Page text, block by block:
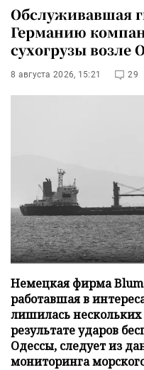
Обслуживавшая
Германию
сухогрузы возле
8 августа 2026, 15:21 29
Немецкая фирма
работавшая в
лишилась
результате ударов
Одессы, следует из
мониторинга